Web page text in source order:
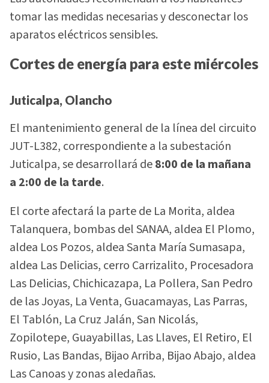
tomar las medidas necesarias y desconectar los
aparatos eléctricos sensibles.
Cortes de energía para este miércoles
Juticalpa, Olancho
El mantenimiento general de la línea del circuito
JUT-L382, correspondiente a la subestación
Juticalpa, se desarrollará de8:00 de la mañana
a 2:00 de la tarde.
El corte afectará la parte de La Morita, aldea
Talanquera, bombas del SANAA, aldea El Plomo,
aldea Los Pozos, aldea Santa María Sumasapa,
aldea Las Delicias, cerro Carrizalito, Procesadora
Las Delicias, Chichicazapa, La Pollera, San Pedro
de las Joyas, La Venta, Guacamayas, Las Parras,
El Tablón, La Cruz Jalán, San Nicolás,
Zopilotepe, Guayabillas, Las Llaves, El Retiro, El
Rusio, Las Bandas, Bijao Arriba, Bijao Abajo, aldea
Las Canoas y zonas aledañas.